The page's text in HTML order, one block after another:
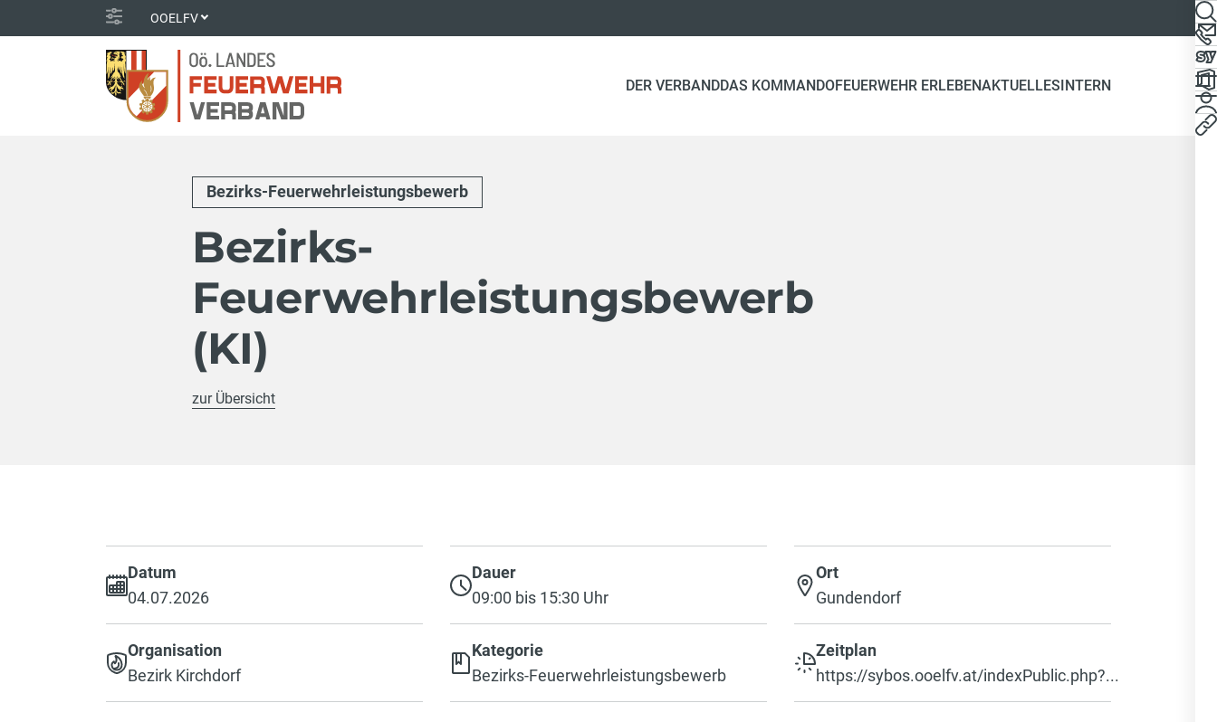
OOELFV
DER VERBANDDAS KOMMANDOFEUERWEHR ERLEBENAKTUELLESINTERN
Bezirks-Feuerwehrleistungsbewerb
Bezirks-
Feuerwehrleistungsbewerb
(KI)
zur Übersicht
Datum
04.07.2026
Dauer
09:00 bis 15:30 Uhr
Ort
Gundendorf
Organisation
Bezirk Kirchdorf
Kategorie
Bezirks-Feuerwehrleistungsbewerb
Zeitplan
https://sybos.ooelfv.at/indexPublic.php?...